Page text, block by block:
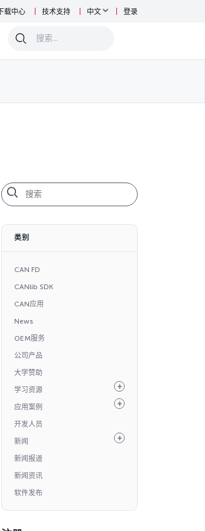
下载中心 技术支持 中文 登录
0
类别
CAN FD
CANlib SDK
CAN应用
News
OEM服务
公司产品
大学赞助
学习资源
应用案例
开发人员
新闻
新闻报道
新闻资讯
软件发布